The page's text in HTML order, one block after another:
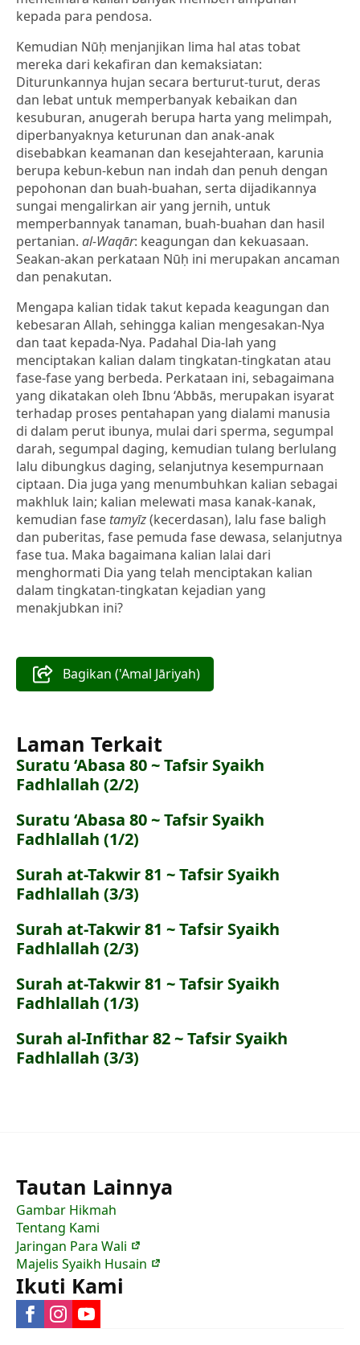
kepada para pendosa.
Kemudian Nūḥ menjanjikan lima hal atas tobat
mereka dari kekafiran dan kemaksiatan:
Diturunkannya hujan secara berturut-turut, deras
dan lebat untuk memperbanyak kebaikan dan
kesuburan, anugerah berupa harta yang melimpah,
diperbanyaknya keturunan dan anak-anak
disebabkan keamanan dan kesejahteraan, karunia
berupa kebun-kebun nan indah dan penuh dengan
pepohonan dan buah-buahan, serta dijadikannya
sungai mengalirkan air yang jernih, untuk
memperbannyak tanaman, buah-buahan dan hasil
pertanian. al-Waqār: keagungan dan kekuasaan.
Seakan-akan perkataan Nūḥ ini merupakan ancaman
dan penakutan.
Mengapa kalian tidak takut kepada keagungan dan
kebesaran Allah, sehingga kalian mengesakan-Nya
dan taat kepada-Nya. Padahal Dia-lah yang
menciptakan kalian dalam tingkatan-tingkatan atau
fase-fase yang berbeda. Perkataan ini, sebagaimana
yang dikatakan oleh Ibnu ‘Abbās, merupakan isyarat
terhadap proses pentahapan yang dialami manusia
di dalam perut ibunya, mulai dari sperma, segumpal
darah, segumpal daging, kemudian tulang berlulang
lalu dibungkus daging, selanjutnya kesempurnaan
ciptaan. Dia juga yang menumbuhkan kalian sebagai
makhluk lain; kalian melewati masa kanak-kanak,
kemudian fase tamyīz(kecerdasan), lalu fase baligh
dan puberitas, fase pemuda fase dewasa, selanjutnya
fase tua. Maka bagaimana kalian lalai dari
menghormati Dia yang telah menciptakan kalian
dalam tingkatan-tingkatan kejadian yang
menakjubkan ini?
Bagikan ('Amal Jāriyah)
Laman Terkait
Suratu ‘Abasa 80 ~ Tafsir Syaikh
Fadhlallah (2/2)
Suratu ‘Abasa 80 ~ Tafsir Syaikh
Fadhlallah (1/2)
Surah at-Takwir 81 ~ Tafsir Syaikh
Fadhlallah (3/3)
Surah at-Takwir 81 ~ Tafsir Syaikh
Fadhlallah (2/3)
Surah at-Takwir 81 ~ Tafsir Syaikh
Fadhlallah (1/3)
Surah al-Infithar 82 ~ Tafsir Syaikh
Fadhlallah (3/3)
Tautan Lainnya
Gambar Hikmah
Tentang Kami
Jaringan Para Wali
Majelis Syaikh Husain
Ikuti Kami